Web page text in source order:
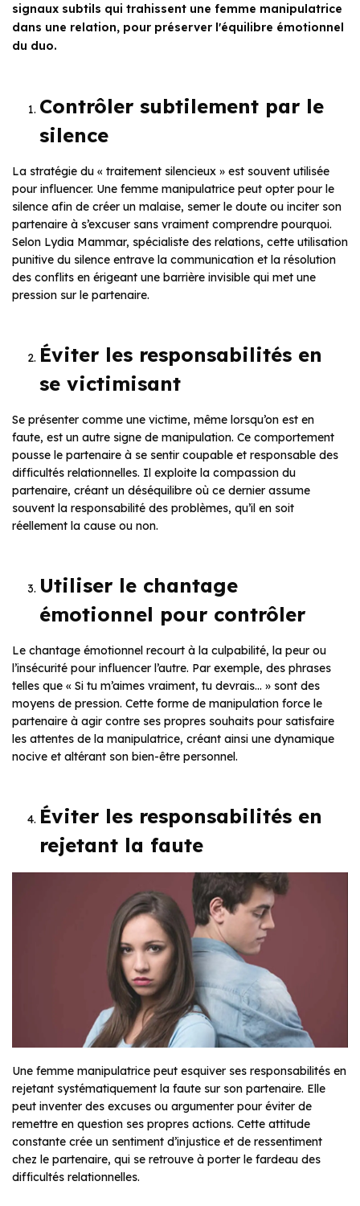
signaux subtils qui trahissent une femme manipulatrice
dans une relation, pour préserver l'équilibre émotionnel
du duo.
Contrôler subtilement par le
silence
La stratégie du « traitement silencieux » est souvent utilisée
pour influencer. Une femme manipulatrice peut opter pour le
silence afin de créer un malaise, semer le doute ou inciter son
partenaire à s’excuser sans vraiment comprendre pourquoi.
Selon Lydia Mammar, spécialiste des relations, cette utilisation
punitive du silence entrave la communication et la résolution
des conflits en érigeant une barrière invisible qui met une
pression sur le partenaire.
Éviter les responsabilités en
se victimisant
Se présenter comme une victime, même lorsqu’on est en
faute, est un autre signe de manipulation. Ce comportement
pousse le partenaire à se sentir coupable et responsable des
difficultés relationnelles. Il exploite la compassion du
partenaire, créant un déséquilibre où ce dernier assume
souvent la responsabilité des problèmes, qu’il en soit
réellement la cause ou non.
Utiliser le chantage
émotionnel pour contrôler
Le chantage émotionnel recourt à la culpabilité, la peur ou
l’insécurité pour influencer l’autre. Par exemple, des phrases
telles que « Si tu m’aimes vraiment, tu devrais… » sont des
moyens de pression. Cette forme de manipulation force le
partenaire à agir contre ses propres souhaits pour satisfaire
les attentes de la manipulatrice, créant ainsi une dynamique
nocive et altérant son bien-être personnel.
Éviter les responsabilités en
rejetant la faute
Une femme manipulatrice peut esquiver ses responsabilités en
rejetant systématiquement la faute sur son partenaire. Elle
peut inventer des excuses ou argumenter pour éviter de
remettre en question ses propres actions. Cette attitude
constante crée un sentiment d’injustice et de ressentiment
chez le partenaire, qui se retrouve à porter le fardeau des
difficultés relationnelles.